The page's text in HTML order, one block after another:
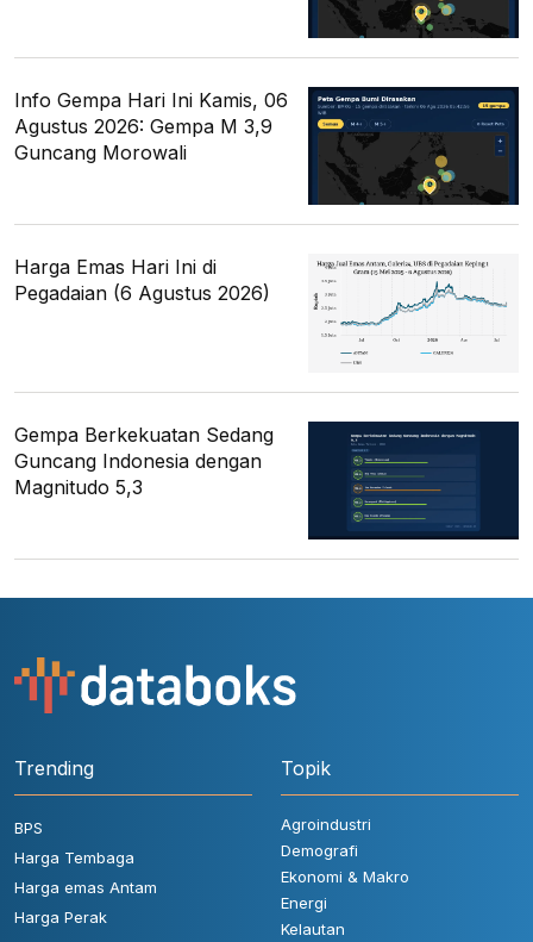
Info Gempa Hari Ini Kamis, 06
Agustus 2026: Gempa M 3,9
Guncang Morowali
Harga Emas Hari Ini di
Pegadaian (6 Agustus 2026)
Gempa Berkekuatan Sedang
Guncang Indonesia dengan
Magnitudo 5,3
Trending
BPS
Harga Tembaga
Harga emas Antam
Harga Perak
Topik
Agroindustri
Demografi
Ekonomi & Makro
Energi
Kelautan